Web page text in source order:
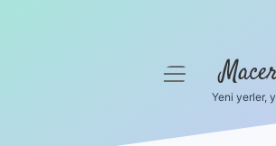
menüyü
Yeni yerler,